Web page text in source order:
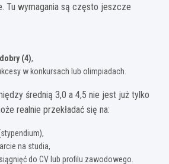
Tu wymagania są często jeszcze
dobry (4),
w konkursach lub olimpiadach.
średnią 3,0 a 4,5 nie jest już tylko
realnie przekładać się na:
na studia,
do CV lub profilu zawodowego.